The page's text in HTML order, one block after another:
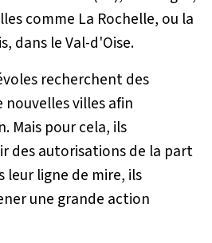
comme La Rochelle, ou la
dans le Val-d'Oise.
recherchent des
villes afin
Mais pour cela, ils
des autorisations de la part
leur ligne de mire, ils
une grande action